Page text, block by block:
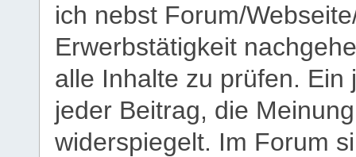
ich nebst Forum/
Erwerbstätigkeit
alle Inhalte zu prüfen.
jeder Beitrag, die
widerspiegelt. Im Forum